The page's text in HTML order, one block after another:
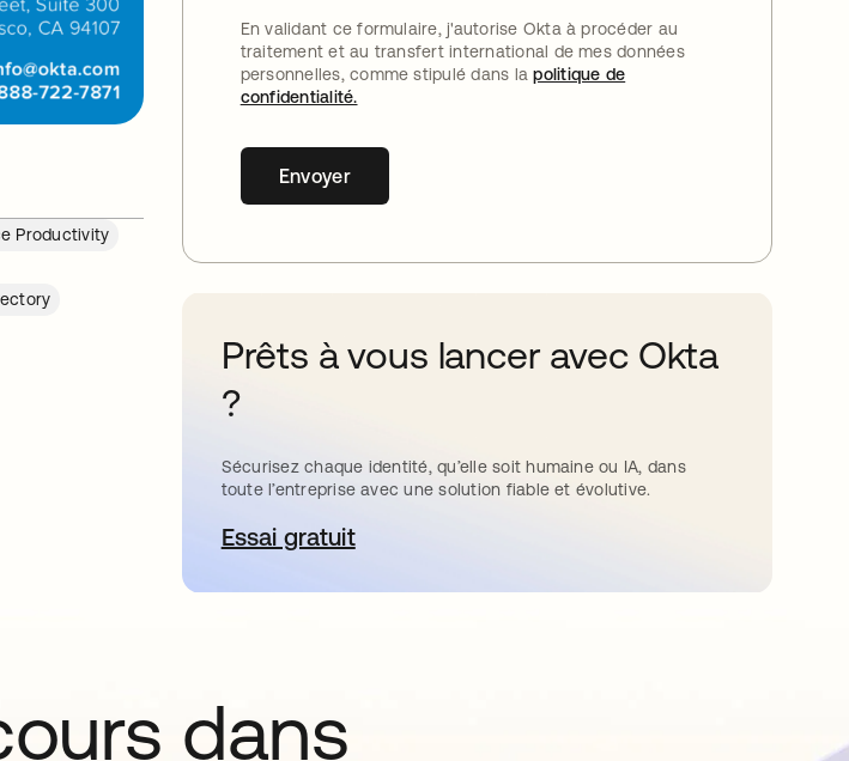
Productivity
En validant ce formulaire, j'autorise Okta à procéder au
traitement et au transfert international de mes données
personnelles, comme stipulé dans lapolitique de
confidentialité.
Envoyer
Prêts à vous lancer avec Okta
?
Sécurisez chaque identité, qu’elle soit humaine ou IA, dans
toute l’entreprise avec une solution fiable et évolutive.
Essai gratuits’ouvre dans un nouvel onglet
dans